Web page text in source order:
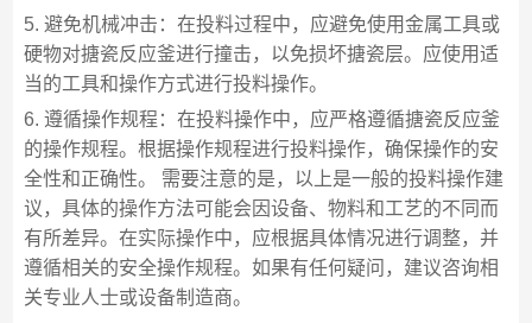
5. 避免机械冲击：在投料过程中，应避免使用金属工具或
硬物对搪瓷反应釜进行撞击，以免损坏搪瓷层。应使用适
当的工具和操作方式进行投料操作。
6. 遵循操作规程：在投料操作中，应严格遵循搪瓷反应釜
的操作规程。根据操作规程进行投料操作，确保操作的安
全性和正确性。 需要注意的是，以上是一般的投料操作建
议，具体的操作方法可能会因设备、物料和工艺的不同而
有所差异。在实际操作中，应根据具体情况进行调整，并
遵循相关的安全操作规程。如果有任何疑问，建议咨询相
关专业人士或设备制造商。